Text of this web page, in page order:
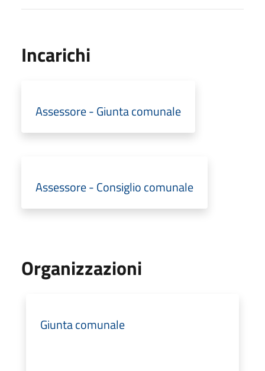
Incarichi
Assessore - Giunta comunale
Assessore - Consiglio comunale
Organizzazioni
Giunta comunale